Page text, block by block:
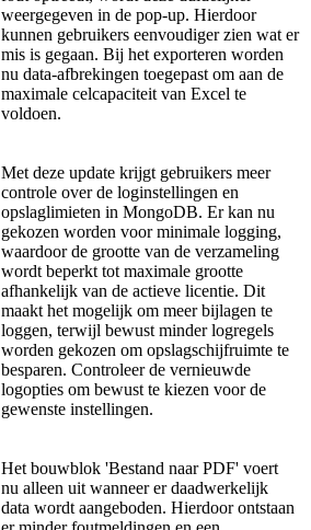
weergegeven in de pop-up. Hierdoor
kunnen gebruikers eenvoudiger zien wat er
mis is gegaan. Bij het exporteren worden
nu data-afbrekingen toegepast om aan de
maximale celcapaciteit van Excel te
voldoen.
Met deze update krijgt gebruikers meer
controle over de loginstellingen en
opslaglimieten in MongoDB. Er kan nu
gekozen worden voor minimale logging,
waardoor de grootte van de verzameling
wordt beperkt tot maximale grootte
afhankelijk van de actieve licentie. Dit
maakt het mogelijk om meer bijlagen te
loggen, terwijl bewust minder logregels
worden gekozen om opslagschijfruimte te
besparen. Controleer de vernieuwde
logopties om bewust te kiezen voor de
gewenste instellingen.
Het bouwblok 'Bestand naar PDF' voert
nu alleen uit wanneer er daadwerkelijk
data wordt aangeboden. Hierdoor ontstaan